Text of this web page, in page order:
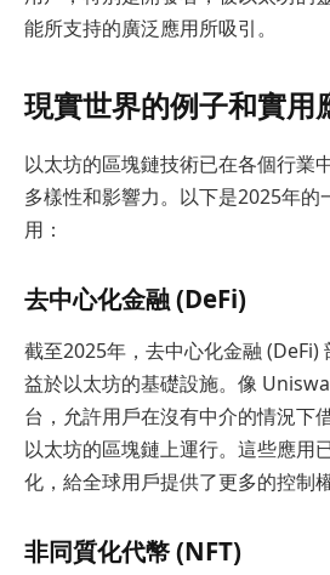
能所支持的廣泛應用所吸引。
現實世界的例子和實用
以太坊的區塊鏈技術已在各個行業
多樣性和影響力。以下是2025年的
用：
去中心化金融 (DeFi)
截至2025年，去中心化金融 (DeFi)
益於以太坊的基礎設施。像
台，允許用戶在沒有中介的情況下
以太坊的區塊鏈上運行。這些應用
化，給全球用戶提供了更多的控制權
非同質化代幣 (NFT)